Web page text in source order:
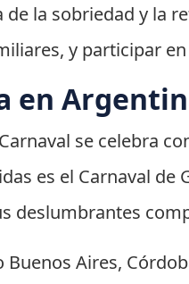
la sobriedad y la
y participar
en
se celebra
es el Carnaval de
deslumbrantes
Aires,